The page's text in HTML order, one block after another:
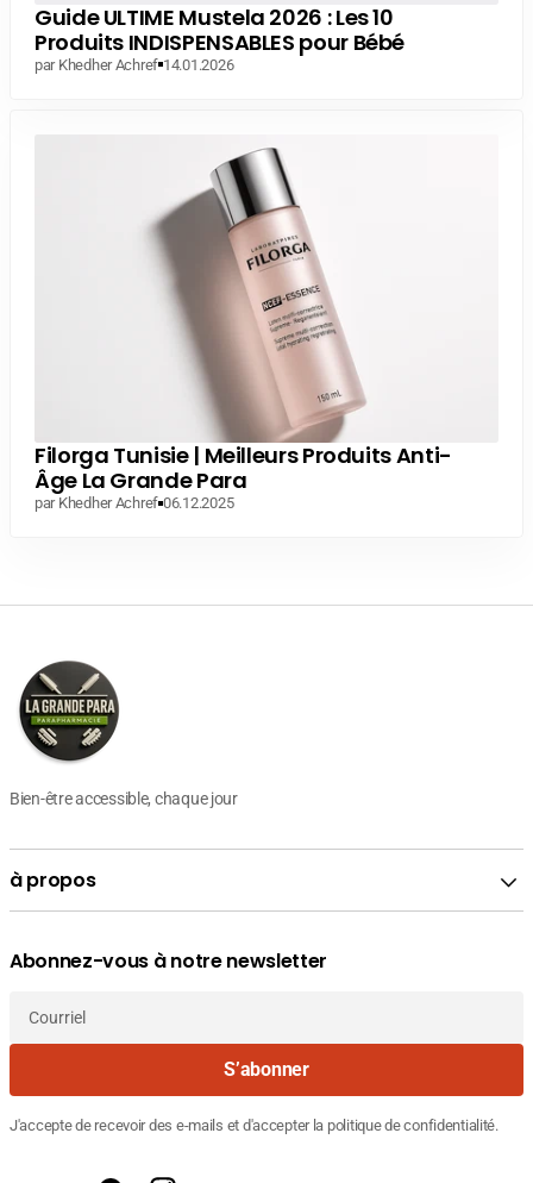
Guide ULTIME Mustela 2026 : Les 10
Produits INDISPENSABLES pour Bébé
par Khedher Achref 14.01.2026
Filorga Tunisie | Meilleurs Produits Anti-
Âge La Grande Para
par Khedher Achref 06.12.2025
Bien-être accessible, chaque jour
à propos
Abonnez-vous à notre newsletter
Courriel
S’abonner
J'accepte de recevoir des e-mails et d'accepter la politique de confidentialité.